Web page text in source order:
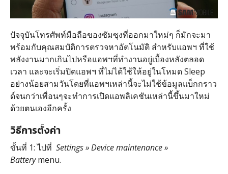
ปัจจุบันโทรศัพท์มือถือของซัมซุงที่ออกมาใหม่ๆ ก็มักจะมา
พร้อมกับคุณสมบัติการตรวจหาอัตโนมัติ สำหรับแอพฯ ที่ใช้
พลังงานมากเกินไปหรือแอพฯที่ทำงานอยู่เบื้องหลังตลอด
เวลา และจะเริ่มปิดแอพฯ ที่ไม่ได้ใช้ให้อยู่ในโหมด Sleep
อย่างน้อยสามวันโดยที่แอพฯเหล่านี้จะไม่ใช้ข้อมูลแบ็กกราว
ด์จนกว่าเพื่อนๆจะทำการเปิดแอพลิเคชันเหล่านี้ขึ้นมาใหม่
ด้วยตนเองอีกครั้ง
วิธีการตั้งค่า
ขั้นที่ 1: ไปที่ Settings » Device maintenance »
Batterymenu.